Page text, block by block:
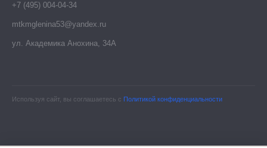
+7 (495) 004-04-34
mtkmglenina53@yandex.ru
ул. Академика Анохина, 34А
Используя сайт, вы соглашаетесь с Политикой конфиденциальности